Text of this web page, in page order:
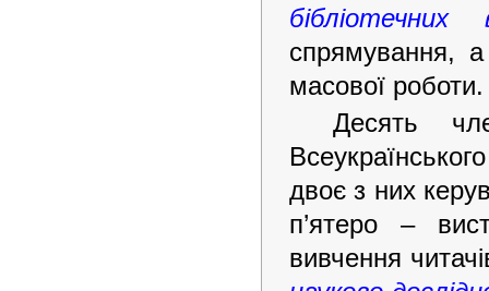
бібліотечних
спрямування,
масової роботи.
Десять
двоє з них
п’ятеро –
вивчення